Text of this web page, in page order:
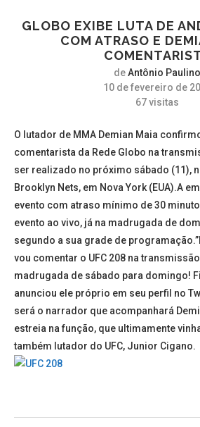
GLOBO EXIBE LUTA DE
COM ATRASO E
deAntônio Paulino
10 de fevereiro de
67visitas
O lutador de MMA Demian Maia
comentarista da Rede Globo na
ser realizado no próximo sábado (11),
Brooklyn Nets, em Nova York (EUA).A
evento com atraso mínimo de 30
evento ao vivo, já na madrugada de
segundo a sua grade de
vou comentar o UFC 208 na
madrugada de sábado para domingo!
anunciou ele próprio em seu perfil no
será o narrador que acompanhará
estreia na função, que ultimamente
também lutador do UFC, Junior Cigano.